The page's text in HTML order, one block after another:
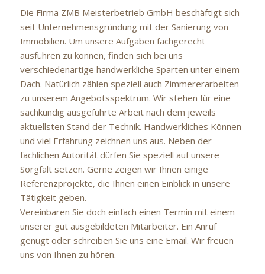
Die Firma ZMB Meisterbetrieb GmbH beschäftigt sich
seit Unternehmensgründung mit der Sanierung von
Immobilien. Um unsere Aufgaben fachgerecht
ausführen zu können, finden sich bei uns
verschiedenartige handwerkliche Sparten unter einem
Dach. Natürlich zählen speziell auch Zimmererarbeiten
zu unserem Angebotsspektrum. Wir stehen für eine
sachkundig ausgeführte Arbeit nach dem jeweils
aktuellsten Stand der Technik. Handwerkliches Können
und viel Erfahrung zeichnen uns aus. Neben der
fachlichen Autorität dürfen Sie speziell auf unsere
Sorgfalt setzen. Gerne zeigen wir Ihnen einige
Referenzprojekte, die Ihnen einen Einblick in unsere
Tätigkeit geben.
Vereinbaren Sie doch einfach einen Termin mit einem
unserer gut ausgebildeten Mitarbeiter. Ein Anruf
genügt oder schreiben Sie uns eine Email. Wir freuen
uns von Ihnen zu hören.